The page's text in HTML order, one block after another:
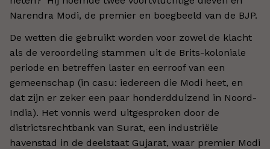
Narendra Modi, de premier en boegbeeld van de BJP.
De wetten die gebruikt worden voor zowel de klacht
als de veroordeling stammen uit de Brits-koloniale
periode en betreffen laster en eerroof van een
gemeenschap (in casu: iedereen die Modi heet, en
dat zijn er zeker een paar honderdduizend in Noord-
India). Het vonnis werd uitgesproken door de
districtsrechtbank van Surat, een industriële
havenstad in de deelstaat Gujarat, waar premier Modi